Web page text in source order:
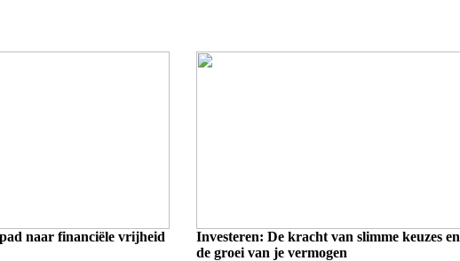
naar financiële vrijheid
Investeren: De kracht van slimme keuzes en
de groei van je vermogen